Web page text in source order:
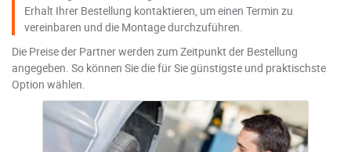
Erhalt Ihrer Bestellung kontaktieren, um einen Termin zu
vereinbaren und die Montage durchzuführen.
Die Preise der Partner werden zum Zeitpunkt der Bestellung
angegeben. So können Sie die für Sie günstigste und praktischste
Option wählen.